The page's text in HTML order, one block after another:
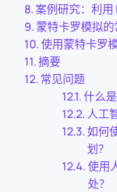
案例研究：利
蒙特卡罗模拟
使用蒙特卡罗
摘要
常见问题
什么
人工
如何
划？
使用
处？